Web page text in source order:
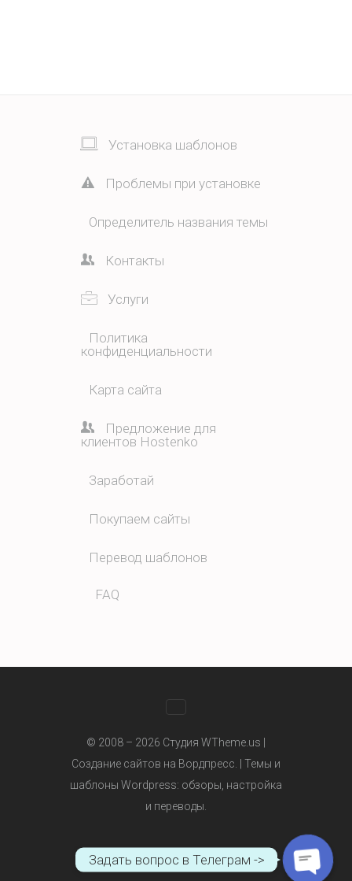
Установка шаблонов
Проблемы при установке
Определитель названия темы
Контакты
Услуги
Политика
конфиденциальности
Карта сайта
Предложение для
клиентов Hostenko
Заработай
Покупаем сайты
Перевод шаблонов
FAQ
© 2008 – 2026 Студия WTheme.us |
Создание сайтов на Вордпресс. | Темы и
шаблоны Wordpress: обзоры, настройка
и переводы.
Задать вопрос в Телеграм ->